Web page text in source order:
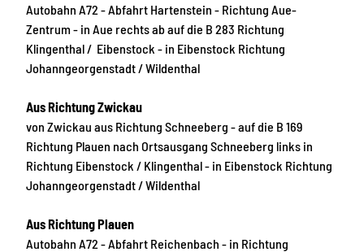
Autobahn A72 - Abfahrt Hartenstein - Richtung Aue-
Zentrum - in Aue rechts ab auf die B 283 Richtung
Klingenthal / Eibenstock - in Eibenstock Richtung
Johanngeorgenstadt / Wildenthal
Aus Richtung Zwickau
von Zwickau aus Richtung Schneeberg - auf die B 169
Richtung Plauen nach Ortsausgang Schneeberg links in
Richtung Eibenstock / Klingenthal - in Eibenstock Richtung
Johanngeorgenstadt / Wildenthal
Aus Richtung Plauen
Autobahn A72 - Abfahrt Reichenbach - in Richtung